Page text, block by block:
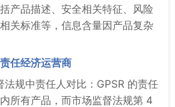
产品描述、安全相关特征、风险
关标准等，信息含量因产品复杂
任经济运营商
法规中责任人对比：GPSR 的责任
所有产品，而市场监督法规第 4